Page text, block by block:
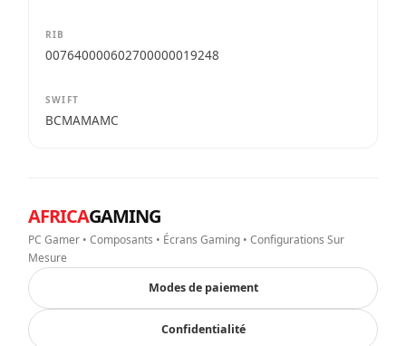
RIB
007640000602700000019248
SWIFT
BCMAMAMC
AFRICAGAMING
PC Gamer • Composants • Écrans Gaming • Configurations Sur
Mesure
Modes de paiement
Confidentialité